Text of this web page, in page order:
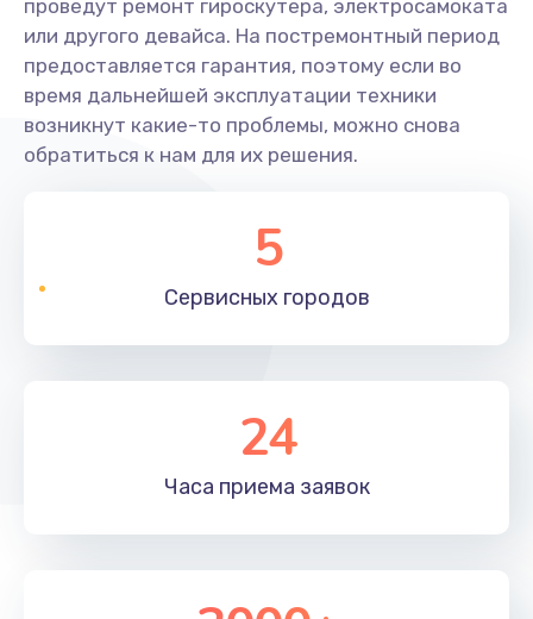
проведут ремонт гироскутера, электросамоката
или другого девайса. На постремонтный период
предоставляется гарантия, поэтому если во
время дальнейшей эксплуатации техники
возникнут какие-то проблемы, можно снова
обратиться к нам для их решения.
5
Сервисных городов
24
Часа приема заявок